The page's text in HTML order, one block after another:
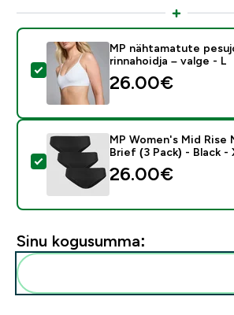
Vali see toode - MP
MP nähtamatute
rinnahoidja – valge - L
26.00€‎
Vali see toode - MP Women's
MP Women's Mid Rise
Brief (3 Pack) - Black -
26.00€‎
Sinu kogusumma: